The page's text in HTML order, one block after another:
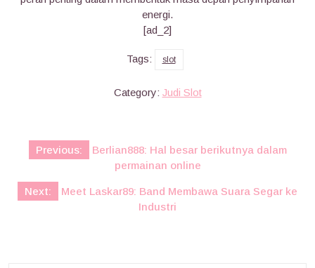
energi.
[ad_2]
Tags: slot
Category: Judi Slot
Post
navigation
Previous:
Berlian888: Hal besar berikutnya dalam
permainan online
Next:
Meet Laskar89: Band Membawa Suara Segar ke
Industri